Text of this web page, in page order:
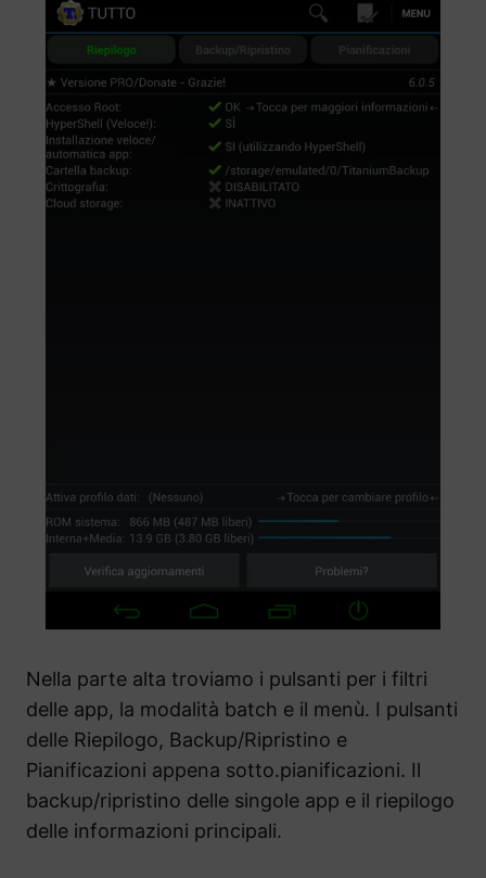
Nella parte alta troviamo i pulsanti per i filtri
delle app, la modalità batch e il menù. I pulsanti
delle Riepilogo, Backup/Ripristino e
Pianificazioni appena sotto.pianificazioni. Il
backup/ripristino delle singole app e il riepilogo
delle informazioni principali.